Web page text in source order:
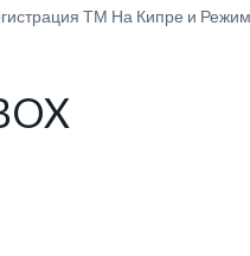
ТМ На Кипре и